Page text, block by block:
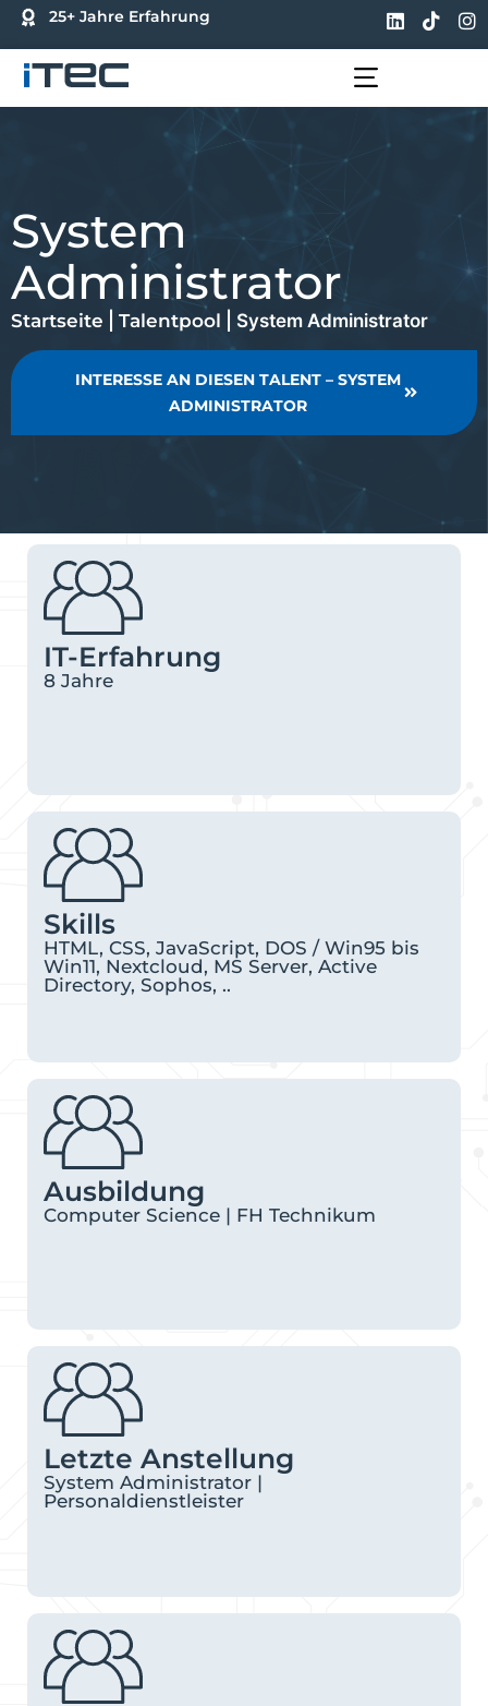
25+ Jahre Erfahrung
System
Administrator
Startseite Talentpool System Administrator
INTERESSE AN DIESEN TALENT – SYSTEM
ADMINISTRATOR
IT-Erfahrung
8 Jahre
Skills
HTML, CSS, JavaScript, DOS / Win95 bis
Win11, Nextcloud, MS Server, Active
Directory, Sophos, ..
Ausbildung
Computer Science | FH Technikum
Letzte Anstellung
System Administrator |
Personaldienstleister